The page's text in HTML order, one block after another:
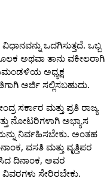
ಒದಗಿಸುತ್ತದೆ. ಒಬ್ಬ
ಅಥವಾ ತಾನು ವಕೀಲರಾಗಿ
ಅಧ್ಯಕ್ಷ
ಅರ್ಜಿ ಸಲ್ಲಿಸಬಹುದು.
ಮತ್ತು ಪ್ರತಿ ರಾಜ್ಯ
ನೋಟರಿಗಳಾಗಿ ಅಭ್ಯಾಸ
ನಿರ್ವಹಿಸಬೇಕು. ಅಂತಹ
ವಸತಿ ಮತ್ತು ವೃತ್ತಿಪರ
ದಿನಾಂಕ, ಅವರ
ಸೇರಿರಬೇಕು.